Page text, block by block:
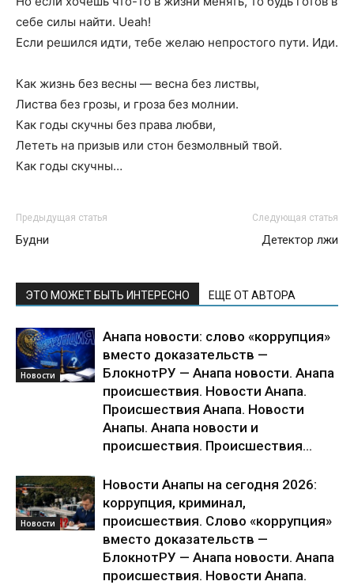
себе силы найти. Ueah!
Если решился идти, тебе желаю непростого пути. Иди.
Как жизнь без весны — весна без листвы,
Листва без грозы, и гроза без молнии.
Как годы скучны без права любви,
Лететь на призыв или стон безмолвный твой.
Как годы скучны…
Предыдущая статья
Будни
Следующая статья
Детектор лжи
ЭТО МОЖЕТ БЫТЬ ИНТЕРЕСНО ЕЩЕ ОТ АВТОРА
Новости
Анапа новости: слово «коррупция»
вместо доказательств —
БлокнотРУ — Анапа новости. Анапа
происшествия. Новости Анапа.
Происшествия Анапа. Новости
Анапы. Анапа новости и
происшествия. Происшествия...
Новости
Новости Анапы на сегодня 2026:
коррупция, криминал,
происшествия. Слово «коррупция»
вместо доказательств —
БлокнотРУ — Анапа новости. Анапа
происшествия. Новости Анапа.